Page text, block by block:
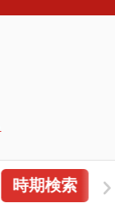
時期検索